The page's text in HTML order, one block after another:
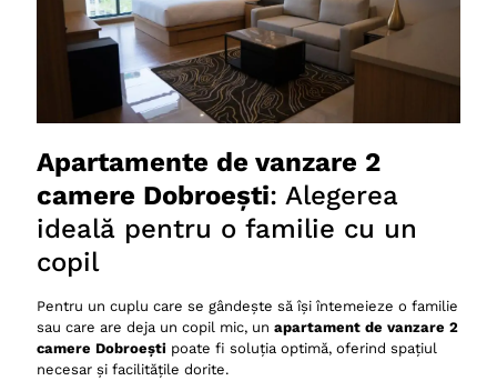
Apartamente de vanzare 2
camere Dobroești: Alegerea
ideală pentru o familie cu un
copil
Pentru un cuplu care se gândește să își întemeieze o familie
sau care are deja un copil mic, un apartament de vanzare 2
camere Dobroești poate fi soluția optimă, oferind spațiul
necesar și facilitățile dorite.